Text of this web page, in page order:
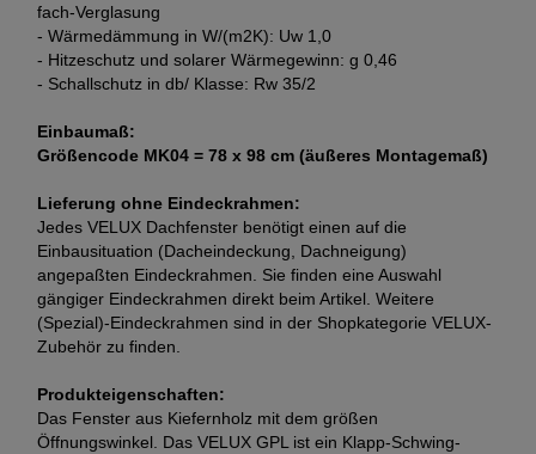
fach-Verglasung
- Wärmedämmung in W/(m2K): Uw 1,0
- Hitzeschutz und solarer Wärmegewinn: g 0,46
- Schallschutz in db/ Klasse: Rw 35/2
Einbaumaß:
Größencode MK04 = 78 x 98 cm (äußeres Montagemaß)
Lieferung ohne Eindeckrahmen:
Jedes VELUX Dachfenster benötigt einen auf die
Einbausituation (Dacheindeckung, Dachneigung)
angepaßten Eindeckrahmen. Sie finden eine Auswahl
gängiger Eindeckrahmen direkt beim Artikel. Weitere
(Spezial)-Eindeckrahmen sind in der Shopkategorie VELUX-
Zubehör zu finden.
Produkteigenschaften:
Das Fenster aus Kiefernholz mit dem größen
Öffnungswinkel. Das VELUX GPL ist ein Klapp-Schwing-